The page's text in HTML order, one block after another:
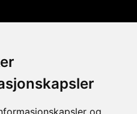
og